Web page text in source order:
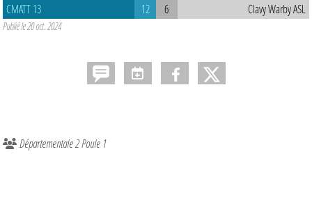
CMATT 13 12 6 Clavy Warby ASL
Publié le20 oct. 2024
Départementale 2 Poule 1